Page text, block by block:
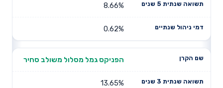
8.66%
0.62%
הפניקס גמל מסלול משולב סחיר
13.65%